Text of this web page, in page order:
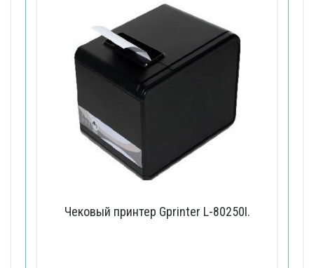
Чековый принтер Gprinter L-80250I.